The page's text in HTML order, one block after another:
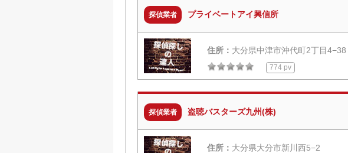
探偵業者 プライベートアイ興信所
住所： 大分県中津市沖代町2丁目4−38
774 pv
探偵業者 盗聴バスターズ九州(株)
住所： 大分県大分市新川西5−2